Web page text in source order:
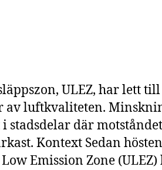
ULEZ, har lett till
av luftkvaliteten.
stadsdelar där
Kontext Sedan
Emission Zone (ULEZ)